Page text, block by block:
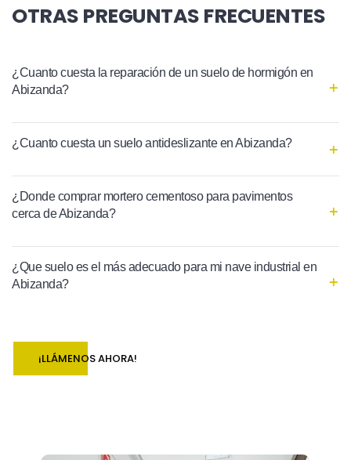
OTRAS PREGUNTAS FRECUENTES
¿Cuanto cuesta la reparación de un suelo de hormigón en
Abizanda?
¿Cuanto cuesta un suelo antideslizante en Abizanda?
¿Donde comprar mortero cementoso para pavimentos
cerca de Abizanda?
¿Que suelo es el más adecuado para mi nave industrial en
Abizanda?
¡LLÁMENOS AHORA!